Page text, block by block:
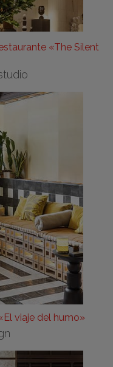
«The Silent
viaje del humo»